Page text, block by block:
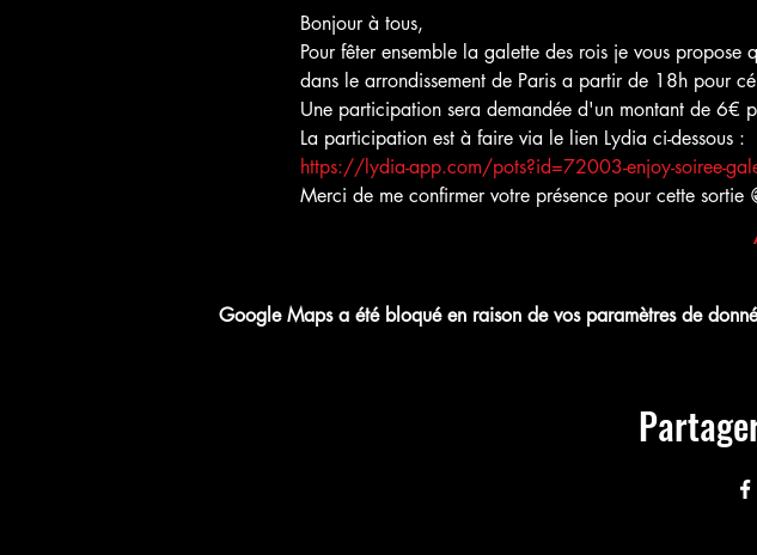
Bonjour à tous,
Pour fêter ensemble la galette des rois je vous
dans le arrondissement de Paris a partir de 18h pour
Une participation sera demandée d'un montant de 6€
La participation est à faire via le lien Lydia ci-dessous :
https://lydia-app.com/pots?id=72003-enjoy-soiree-
Merci de me confirmer votre présence pour cette sortie
Google Maps a été bloqué en raison de vos paramètres de